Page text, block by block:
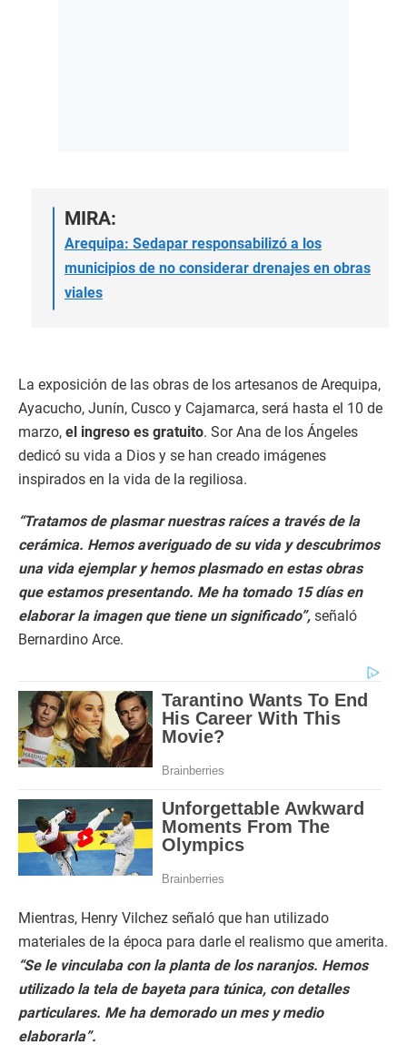
MIRA:
Arequipa: Sedapar responsabilizó a los
municipios de no considerar drenajes en obras
viales
La exposición de las obras de los artesanos de Arequipa,
Ayacucho, Junín, Cusco y Cajamarca, será hasta el 10 de
marzo, el ingreso es gratuito. Sor Ana de los Ángeles
dedicó su vida a Dios y se han creado imágenes
inspirados en la vida de la regiliosa.
“Tratamos de plasmar nuestras raíces a través de la
cerámica. Hemos averiguado de su vida y descubrimos
una vida ejemplar y hemos plasmado en estas obras
que estamos presentando. Me ha tomado 15 días en
elaborar la imagen que tiene un significado”, señaló
Bernardino Arce.
Mientras, Henry Vilchez señaló que han utilizado
materiales de la época para darle el realismo que amerita.
“Se le vinculaba con la planta de los naranjos. Hemos
utilizado la tela de bayeta para túnica, con detalles
particulares. Me ha demorado un mes y medio
elaborarla”.